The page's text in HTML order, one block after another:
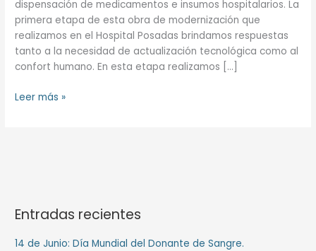
dispensación de medicamentos e insumos hospitalarios. La
primera etapa de esta obra de modernización que
realizamos en el Hospital Posadas brindamos respuestas
tanto a la necesidad de actualización tecnológica como al
confort humano. En esta etapa realizamos […]
Leer más »
Entradas recientes
14 de Junio: Día Mundial del Donante de Sangre.